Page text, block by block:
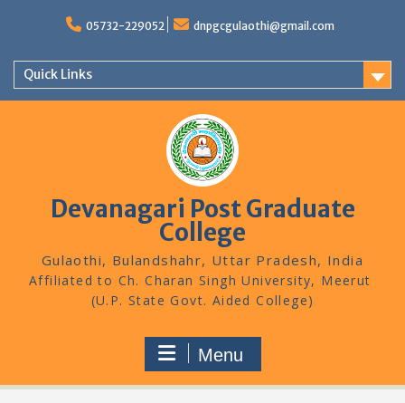
05732-229052 dnpgcgulaothi@gmail.com
Quick Links
Devanagari Post Graduate
College
Gulaothi, Bulandshahr, Uttar Pradesh, India
Menu